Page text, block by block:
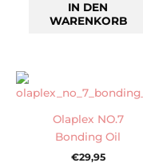
IN DEN
WARENKORB
Olaplex NO.7
Bonding Oil
€29,95